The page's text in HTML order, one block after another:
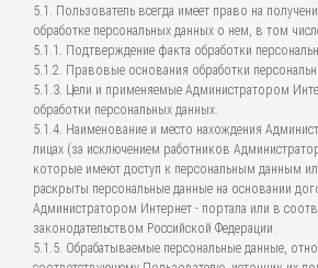
5.1. Пользователь всегда имеет право на
обработке персональных данных о нем, в том
5.1.1. Подтверждение факта обработки
5.1.2. Правовые основания обработки
5.1.3. Цели и применяемые Администратором
обработки персональных данных.
5.1.4. Наименование и место нахождения
лицах (за исключением работников
которые имеют доступ к персональным данным
раскрыты персональные данные на основании
Администратором Интернет - портала или в
законодательством Российской Федерации.
5.1.5. Обрабатываемые персональные данные,